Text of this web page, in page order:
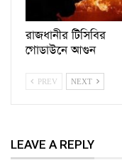
রাজধানীর টিসিবির
গোডাউনে আগুন
PREV NEXT
LEAVE A REPLY